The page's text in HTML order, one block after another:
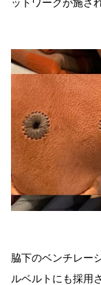
脇下のベンチレー
ルベルトにも採用